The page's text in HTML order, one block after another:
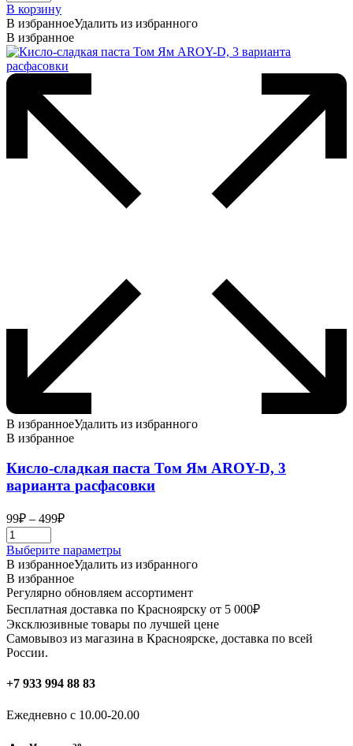
В корзину
В избранноеУдалить из избранного
В избранное
В избранноеУдалить из избранного
В избранное
Кисло-сладкая паста Том Ям AROY-D, 3
варианта расфасовки
99₽ – 499₽Диапазон
99₽
–
499₽
Выберите параметрыЭтот
товар
несколько
вариаций.
Опции
можно
выбрать
В избранноеУдалить из избранного
В избранное
Регулярно обновляем ассортимент
Бесплатная доставка по Красноярску от 5 000₽
Эксклюзивные товары по лучшей цене
Самовывоз из магазина в Красноярске, доставка по всей
России.
+7 933 994 88 83
Ежедневно с 10.00-20.00